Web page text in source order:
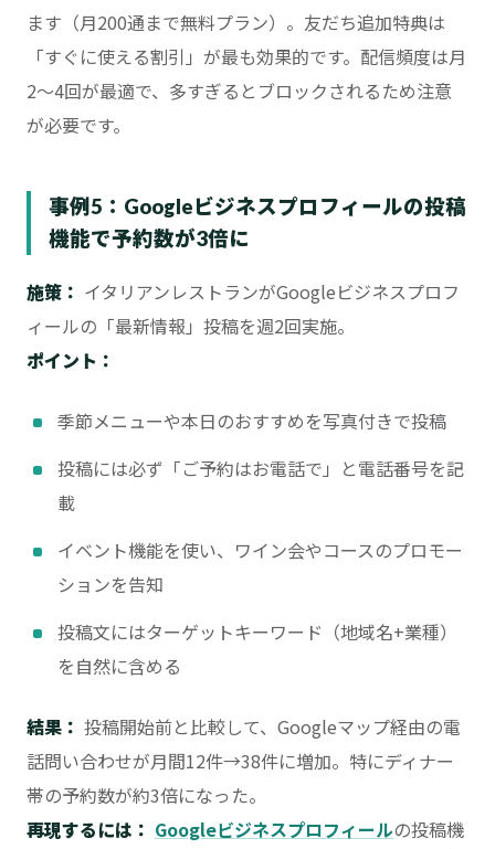
ます（月200通まで無料プラン）。友だち追加特典は
「すぐに使える割引」が最も効果的です。配信頻度は月
2〜4回が最適で、多すぎるとブロックされるため注意
が必要です。
事例5：Googleビジネスプロフィールの投稿
機能で予約数が3倍に
施策： イタリアンレストランがGoogleビジネスプロフ
ィールの「最新情報」投稿を週2回実施。
ポイント：
季節メニューや本日のおすすめを写真付きで投稿
投稿には必ず「ご予約はお電話で」と電話番号を記
載
イベント機能を使い、ワイン会やコースのプロモー
ションを告知
投稿文にはターゲットキーワード（地域名+業種）
を自然に含める
結果： 投稿開始前と比較して、Googleマップ経由の電
話問い合わせが月間12件→38件に増加。特にディナー
帯の予約数が約3倍になった。
再現するには： Googleビジネスプロフィールの投稿機